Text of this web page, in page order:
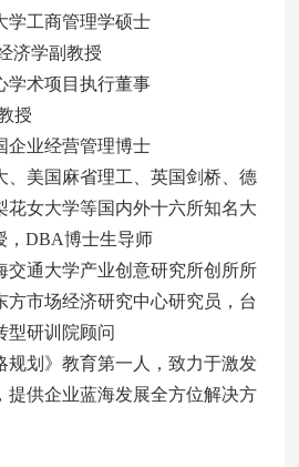
工商管理学硕士
济学副教授
术项目执行董事
授
业经营管理博士
美国麻省理工、英国剑桥、德
花女大学等国内外十六所知名大
，DBA博士生导师
通大学产业创意研究所创所所
方市场经济研究中心研究员，台
型研训院顾问
划》教育第一人，致力于激发
提供企业蓝海发展全方位解决方